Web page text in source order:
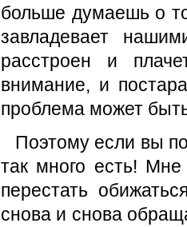
больше думаешь о
завладевает
расстроен и
внимание, и
проблема может
Поэтому если вы
так много есть!
перестать
снова и снова